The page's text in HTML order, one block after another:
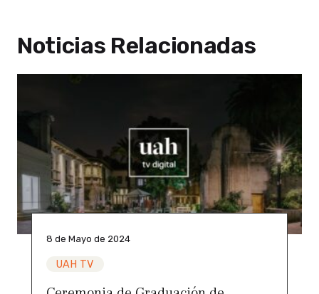
Noticias Relacionadas
8 de Mayo de 2024
UAH TV